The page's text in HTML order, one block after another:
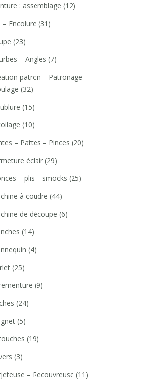
: assemblage (12)
– Encolure (31)
(23)
– Angles (7)
patron – Patronage –
(32)
(15)
(10)
– Pattes – Pinces (20)
éclair (29)
– plis – smocks (25)
à coudre (44)
de découpe (6)
(14)
(4)
(25)
(9)
(24)
(5)
(19)
(3)
– Recouvreuse (11)